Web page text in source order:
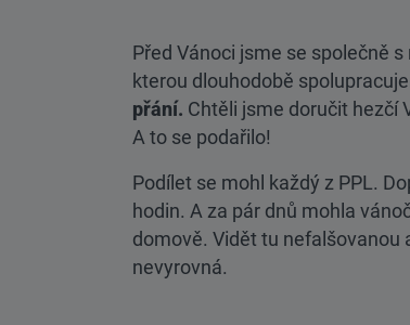
Před Vánoci jsme se společně
kterou dlouhodobě
přání. Chtěli jsme doručit hezčí
A to se podařilo!
Podílet se mohl každý z PPL.
hodin. A za pár dnů mohla
domově. Vidět tu
nevyrovná.